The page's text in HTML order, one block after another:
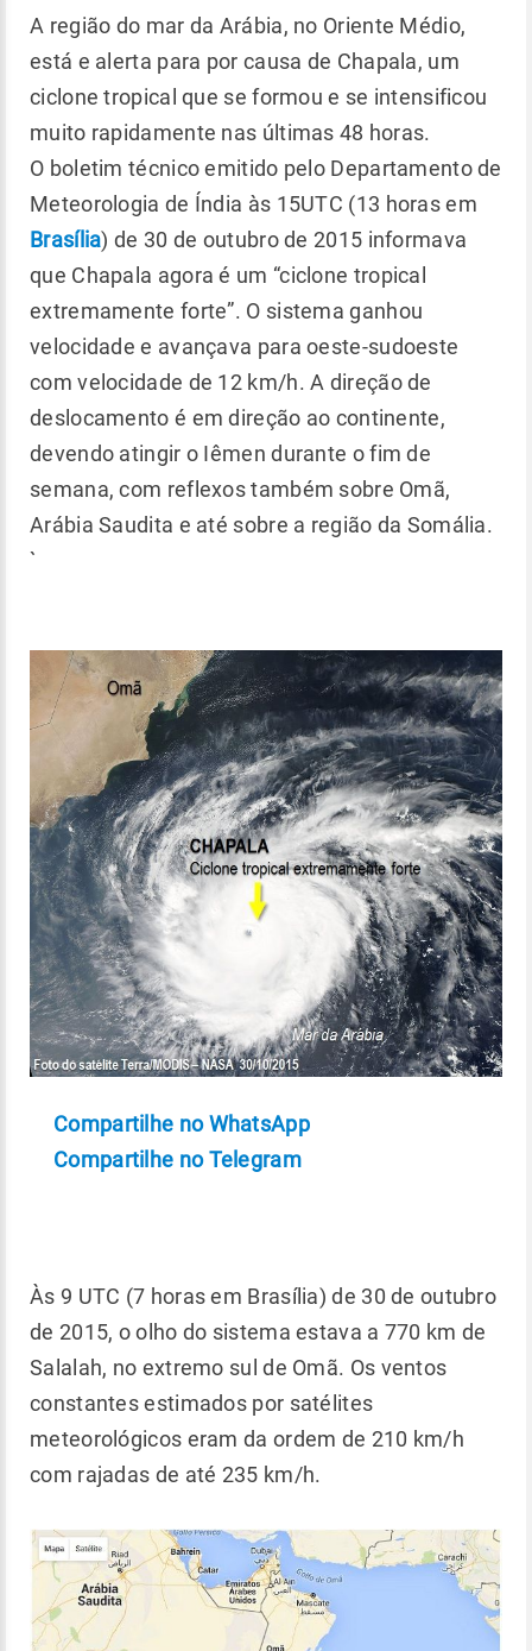
A região do mar da Arábia, no Oriente Médio,
está e alerta para por causa de Chapala, um
ciclone tropical que se formou e se intensificou
muito rapidamente nas últimas 48 horas.
O boletim técnico emitido pelo Departamento de
Meteorologia de Índia às 15UTC (13 horas em
Brasília) de 30 de outubro de 2015 informava
que Chapala agora é um “ciclone tropical
extremamente forte”. O sistema ganhou
velocidade e avançava para oeste-sudoeste
com velocidade de 12 km/h. A direção de
deslocamento é em direção ao continente,
devendo atingir o Iêmen durante o fim de
semana, com reflexos também sobre Omã,
Arábia Saudita e até sobre a região da Somália.
`
Compartilhe no WhatsApp
Compartilhe no Telegram
Às 9 UTC (7 horas em Brasília) de 30 de outubro
de 2015, o olho do sistema estava a 770 km de
Salalah, no extremo sul de Omã. Os ventos
constantes estimados por satélites
meteorológicos eram da ordem de 210 km/h
com rajadas de até 235 km/h.